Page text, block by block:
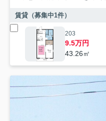
賃貸（募集中1件）
203
9.5万円
43.26㎡